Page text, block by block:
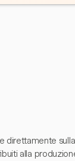
direttamente
alla